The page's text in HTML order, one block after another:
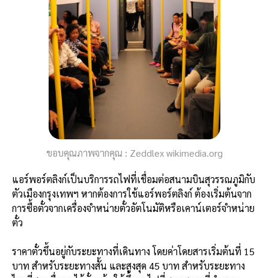
ขอบคุณภาพจากคุณ : Zeddlex wikimedia.org
แอร์พอร์ตลิงก์เป็นบริการรถไฟที่เชื่อมต่อสนามบินสุวรรณภูมิกับ
ตัวเมืองกรุงเทพฯ หากต้องการใช้แอร์พอร์ตลิงก์ ต้องเริ่มต้นจาก
การซื้อตั๋วจากเครื่องจำหน่ายตั๋วอัตโนมัติหรือเคาน์เตอร์จำหน่าย
ตั๋ว
ราคาตั๋วขึ้นอยู่กับระยะทางที่เดินทาง โดยค่าโดยสารเริ่มต้นที่ 15
บาท สำหรับระยะทางสั้น และสูงสุด 45 บาท สำหรับระยะทาง